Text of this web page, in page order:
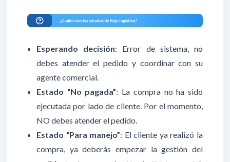
Esperando decisión: Error de sistema, no
debes atender el pedido y coordinar con su
agente comercial.
Estado “No pagada”: La compra no ha sido
ejecutada por lado de cliente. Por el momento,
NO debes atender el pedido.
Estado “Para manejo”: El cliente ya realizó la
compra, ya deberás empezar la gestión del